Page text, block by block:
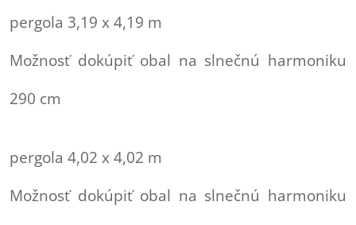
pergola 3,19 x 4,19 m
Možnosť dokúpiť obal na slnečnú harmoniku
290 cm
pergola 4,02 x 4,02 m
Možnosť dokúpiť obal na slnečnú harmoniku